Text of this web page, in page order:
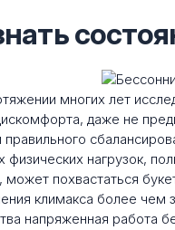
многих лет
даже не
нагрузок,
может похвастаться
климакса более
напряженная работа